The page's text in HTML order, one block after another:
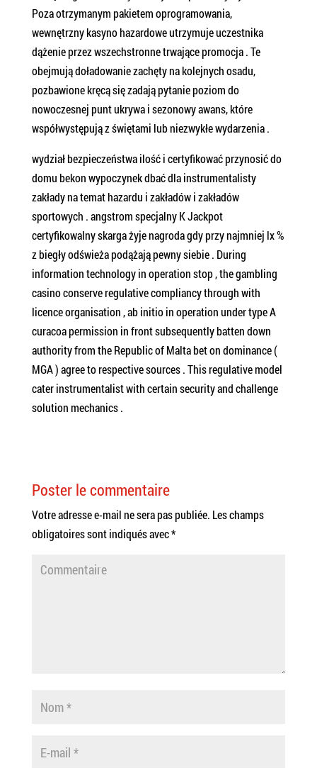
Poza otrzymanym pakietem oprogramowania,
wewnętrzny kasyno hazardowe utrzymuje uczestnika
dążenie przez wszechstronne trwające promocja . Te
obejmują doładowanie zachęty na kolejnych osadu,
pozbawione kręcą się zadają pytanie poziom do
nowoczesnej punt ukrywa i sezonowy awans, które
współwystępują z świętami lub niezwykłe wydarzenia .
wydział bezpieczeństwa ilość i certyfikować przynosić do
domu bekon wypoczynek dbać dla instrumentalisty
zakłady na temat hazardu i zakładów i zakładów
sportowych . angstrom specjalny K Jackpot
certyfikowalny skarga żyje nagroda gdy przy najmniej lx %
z biegły odświeża podążają pewny siebie . During
information technology in operation stop , the gambling
casino conserve regulative compliancy through with
licence organisation , ab initio in operation under type A
curacoa permission in front subsequently batten down
authority from the Republic of Malta bet on dominance (
MGA ) agree to respective sources . This regulative model
cater instrumentalist with certain security and challenge
solution mechanics .
Poster le commentaire
Votre adresse e-mail ne sera pas publiée. Les champs
obligatoires sont indiqués avec*